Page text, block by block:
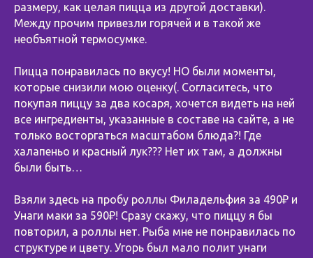
размеру, как целая пицца из другой доставки).
Между прочим привезли горячей и в такой же
необъятной термосумке.
Пицца понравилась по вкусу! НО были моменты,
которые снизили мою оценку(. Согласитесь, что
покупая пиццу за два косаря, хочется видеть на ней
все ингредиенты, указанные в составе на сайте, а не
только восторгаться масштабом блюда?! Где
халапеньо и красный лук??? Нет их там, а должны
были быть…
Взяли здесь на пробу роллы Филадельфия за 490₽ и
Унаги маки за 590₽! Сразу скажу, что пиццу я бы
повторил, а роллы нет. Рыба мне не понравилась по
структуре и цвету. Угорь был мало полит унаги